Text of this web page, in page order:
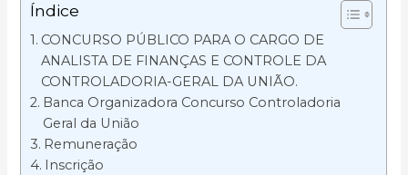
Índice
CONCURSO PÚBLICO PARA O CARGO DE
ANALISTA DE FINANÇAS E CONTROLE DA
CONTROLADORIA-GERAL DA UNIÃO.
Banca Organizadora Concurso Controladoria
Geral da União
Remuneração
Inscrição